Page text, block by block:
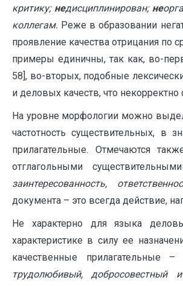
критику; недисциплинирован; не
коллегам. Реже в образовании
проявление качества отрицания
примеры единичны, так как, во-
58], во-вторых, подобные
и деловых качеств, что некорректно
На уровне морфологии можно
частотность существительных, в
прилагательные. Отмечаются
отглагольными
заинтересованность,
документа – это всегда действие,
Не характерно для языка
характеристике в силу ее
качественные прилагательные
трудолюбивый, добросовестный